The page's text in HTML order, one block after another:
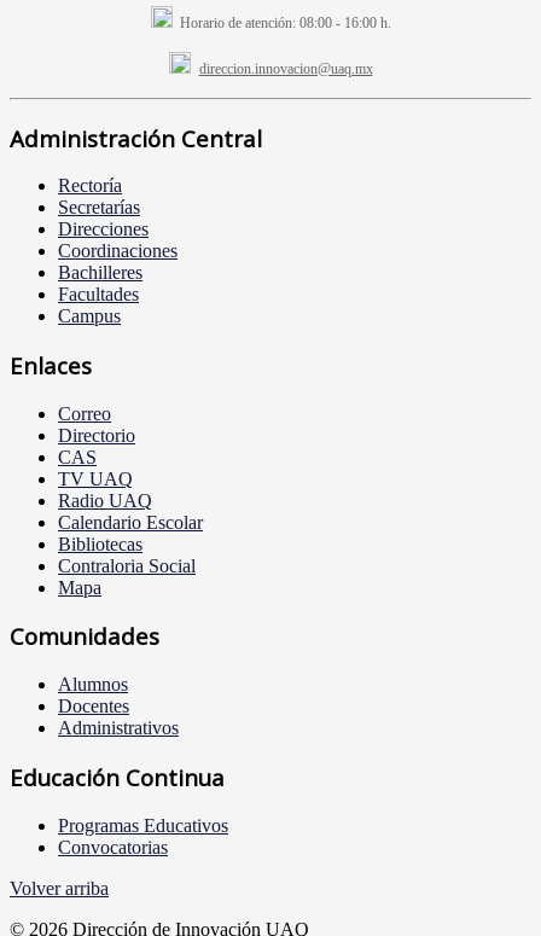
Horario de atención:08:00 - 16:00 h.
direccion.innovacion@uaq.mx
Administración Central
Rectoría
Secretarías
Direcciones
Coordinaciones
Bachilleres
Facultades
Campus
Enlaces
Correo
Directorio
CAS
TV UAQ
Radio UAQ
Calendario Escolar
Bibliotecas
Contraloria Social
Mapa
Comunidades
Alumnos
Docentes
Administrativos
Educación Continua
Programas Educativos
Convocatorias
Volver arriba
© 2026 Dirección de Innovación UAQ